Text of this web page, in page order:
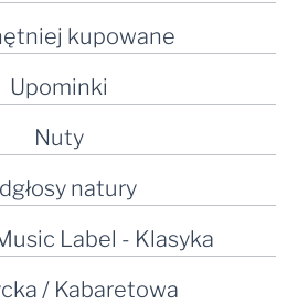
kupowane
Upominki
Nuty
natury
Label - Klasyka
/ Kabaretowa